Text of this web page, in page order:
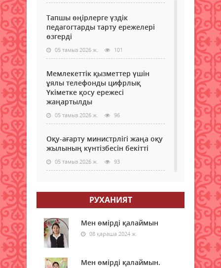
Тапшы өңірлерге үздік
педагогтарды тарту ережелері
өзгерді
05 тамыз 2026 ж. 101
Мемлекеттік қызметтер үшін
ұялы телефонды цифрлық
Үкіметке қосу ережесі
жаңартылды
05 тамыз 2026 ж. 96
Оқу-ағарту министрлігі жаңа оқу
жылының күнтізбесін бекітті
05 тамыз 2026 ж. 93
күшейеді: төлемдерге цифрлық
қадағалау жүйесі енгізілмек
05 тамыз 2026 ж.
Донор мен реципиенттің
сәйкестігін бағалайтын AI қалай
жұмыс істейді
РУХАНИЯТ
Мен өмірді қалаймын
08 қараша 2024 ж.
Мен өмірді қалаймын.